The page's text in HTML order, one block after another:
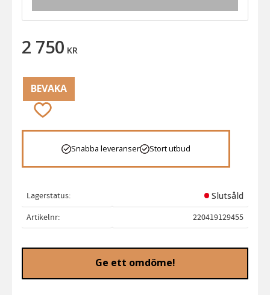
2 750 KR
Lägg till i favoriter
BEVAKA
Snabba leveranser Stort utbud
Lagerstatus
Slutsåld
Artikelnr
220419129455
Ge ett omdöme!